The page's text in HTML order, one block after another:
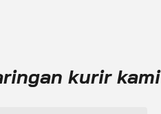
kurir kami